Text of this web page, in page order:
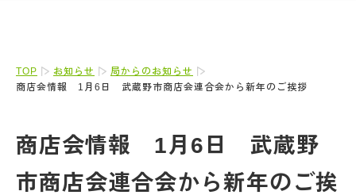
TOP お知らせ
局からのお知らせ
商店会情報 1月6日 武蔵野市商店会連合会から新年のご挨拶
商店会情報 1月6日 武蔵野
市商店会連合会から新年のご挨